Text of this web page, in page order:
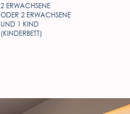
2 ERWACHSENE
ODER 2 ERWACHSENE
UND 1 KIND
(KINDERBETT)